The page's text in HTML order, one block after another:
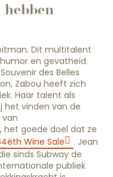
Dit multitalent
en gevatheid.
des Belles
Zabou heeft zich
Haar talent als
het vinden van de
, het goede doel dat ze
Wine Sale
. Jean
sinds Subway de
publiek